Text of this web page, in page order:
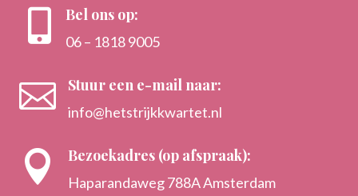
 Bel ons op:
06 – 1818 9005
 Stuur een e-mail naar:
info@hetstrijkkwartet.nl
 Bezoekadres (op afspraak):
Haparandaweg 788A Amsterdam